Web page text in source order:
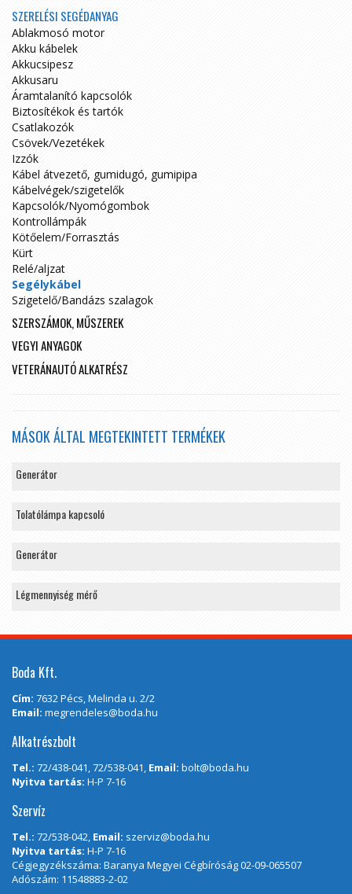
SZERELÉSI SEGÉDANYAG
Ablakmosó motor
Akku kábelek
Akkucsipesz
Akkusaru
Áramtalanító kapcsolók
Biztosítékok és tartók
Csatlakozók
Csövek/Vezetékek
Izzók
Kábel átvezető, gumidugó, gumipipa
Kábelvégek/szigetelők
Kapcsolók/Nyomógombok
Kontrollámpák
Kötőelem/Forrasztás
Kürt
Relé/aljzat
Segélykábel
Szigetelő/Bandázs szalagok
SZERSZÁMOK, MŰSZEREK
VEGYI ANYAGOK
VETERÁNAUTÓ ALKATRÉSZ
MÁSOK ÁLTAL MEGTEKINTETT TERMÉKEK
Generátor
Tolatólámpa kapcsoló
Generátor
Légmennyiség mérő
Boda Kft.
Cím: 7632 Pécs, Melinda u. 2/2
Email: megrendeles@boda.hu
Alkatrészbolt
Tel.: 72/438-041, 72/538-041, Email: bolt@boda.hu
Nyitva tartás: H-P 7-16
Szervíz
Tel.: 72/538-042, Email: szerviz@boda.hu
Nyitva tartás: H-P 7-16
Cégjegyzékszáma: Baranya Megyei Cégbíróság 02-09-065507
Adószám: 11548883-2-02